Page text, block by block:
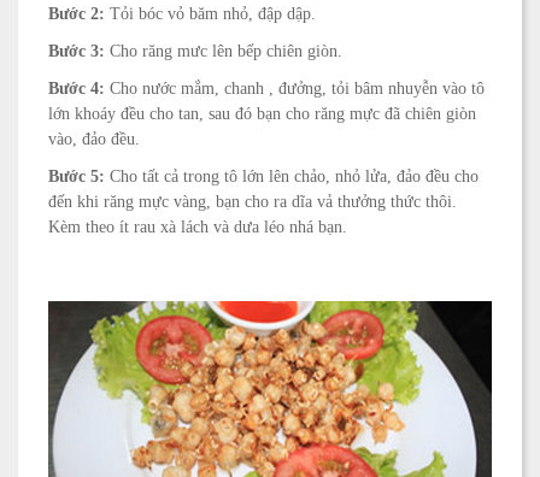
Bước 2: Tỏi bóc vỏ băm nhỏ, đập dập.
Bước 3: Cho răng mưc lên bếp chiên giòn.
Bước 4: Cho nước mắm, chanh , đưởng, tỏi bâm nhuyễn vào tô
lớn khoáy đều cho tan, sau đó bạn cho răng mực đã chiên giòn
vào, đảo đều.
Bước 5: Cho tất cả trong tô lớn lên chảo, nhỏ lửa, đảo đều cho
đến khi răng mực vàng, bạn cho ra dĩa vả thưởng thức thôi.
Kèm theo ít rau xà lách và dưa léo nhá bạn.